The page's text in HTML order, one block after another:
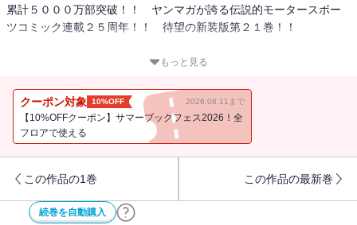
累計５０００万部突破！！ ヤンマガが誇る伝説的モータースポー
ツコミック連載２５周年！！ 待望の新装版第２１巻！！
「赤城の白い彗星」高橋涼介が、神奈川エリアで一戦限りの復活を
決するために！
地元でも限界まで攻められることのない超高速ステージでバトルす
る、涼介と北条凛。「心の底からおまえが好きなんだ」 叶えられ
もっと見る
クーポン対象 10%OFF 2026.08.11まで
【10%OFFクーポン】サマーブックフェス2026！全
フロアで使える
この作品の1巻 この作品の最新巻
続巻を自動購入